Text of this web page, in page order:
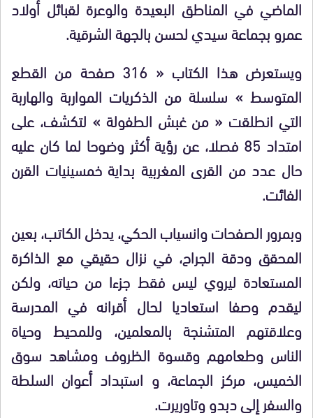
الماضي في المناطق البعيدة والوعرة لقبائل أولاد
عمرو بجماعة سيدي لحسن بالجهة الشرقية.
ويستعرض هذا الكتاب « 316 صفحة من القطع
المتوسط » سلسلة من الذكريات المواربة والهاربة
التي انطلقت « من غبش الطفولة » لتكشف، على
امتداد 85 فصلا، عن رؤية أكثر وضوحا لما كان عليه
حال عدد من القرى المغربية بداية خمسينيات القرن
الفائت.
وبمرور الصفحات وانسياب الحكي، يدخل الكاتب، بعين
المحقق ودقة الجراح، في نزال حقيقي مع الذاكرة
المستعادة ليروي ليس فقط جزءا من حياته، ولكن
ليقدم وصفا استعاديا لحال أقرانه في المدرسة
وعلاقتهم المتشنجة بالمعلمين، وللمحيط وحياة
الناس وطعامهم وقسوة الظروف ومشاهد سوق
الخميس، مركز الجماعة، و استبداد أعوان السلطة
والسفر إلى دبدو وتاوريرت.